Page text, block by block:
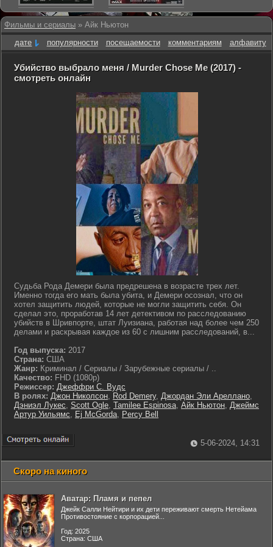
Фильмы и сериалы » Айк Ньютон
дате
популярности посещаемости комментариям алфавиту
Убийство выбрало меня / Murder Chose Me (2017) -
смотреть онлайн
Судьба Рода Демери была предрешена в возрасте трех лет.
Именно тогда его мать была убита, и Демери осознал, что он
хотел защитить людей, которые не могли защитить себя. Он
сделал это, проработав 14 лет детективом по расследованию
убийств в Шривпорте, штат Луизиана, работая над более чем 250
делами и раскрывая каждое из 60 с лишним расследований, в...
Год выпуска: 2017
Страна: США
Жанр: Криминал / Сериалы / Зарубежные сериалы / ..
Качество: FHD (1080p)
Режиссер: Джеффри С. Вудс
В ролях: Джон Николсон, Rod Demery, Джордан Эли Ареллано,
Дэниэл Лукес, Scott Ogle, Tamilee Espinosa, Айк Ньютон, Джеймс
Артур Уильямс, Ej McGorda, Percy Bell
5-06-2024, 14:31
Скоро на киного
Аватар: Пламя и пепел
Джейк Салли Нейтири и их дети переживают смерть Нетейама
Противостояние с корпорацией...
Год: 2025
Страна: США